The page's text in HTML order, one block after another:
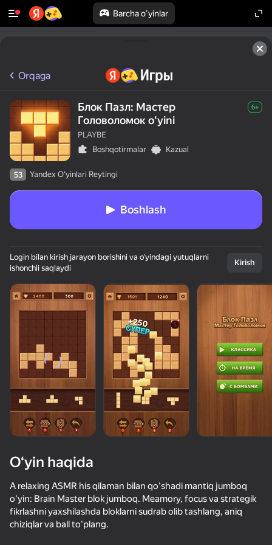
Barcha o'yinlar
87
Orqaga
Блок Пазл: Мастер
Головоломок oʻyini
6+
PLAYBE
Boshqotirmalar
Kazual
53 Yandex O'yinlari Reytingi
Boshlash
Login bilan kirish jarayon borishini va o‘yindagi yutuqlarni
ishonchli saqlaydi
Kirish
O‘yin haqida
A relaxing ASMR his qilaman bilan qo'shadi mantiq jumboq
o'yin: Brain Master blok jumboq. Meamory, focus va strategik
fikrlashni yaxshilashda bloklarni sudrab olib tashlang, aniq
chiziqlar va ball to'plang.